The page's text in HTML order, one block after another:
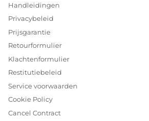
Handleidingen
Privacybeleid
Prijsgarantie
Retourformulier
Klachtenformulier
Restitutiebeleid
Service voorwaarden
Cookie Policy
Cancel Contract